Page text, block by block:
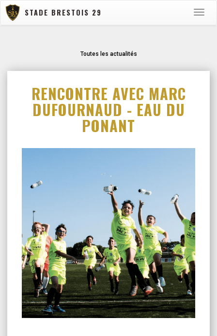
Toggle
STADE BRESTOIS 29
Toutes les actualités
RENCONTRE AVEC MARC
DUFOURNAUD - EAU DU
PONANT